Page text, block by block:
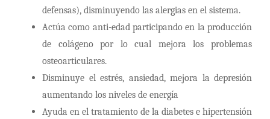
defensas), disminuyendo las alergias en el sistema.
Actúa como anti-edad participando en la producción
de colágeno por lo cual mejora los problemas
osteoarticulares.
Disminuye el estrés, ansiedad, mejora la depresión
aumentando los niveles de energía
Ayuda en el tratamiento de la diabetes e hipertensión